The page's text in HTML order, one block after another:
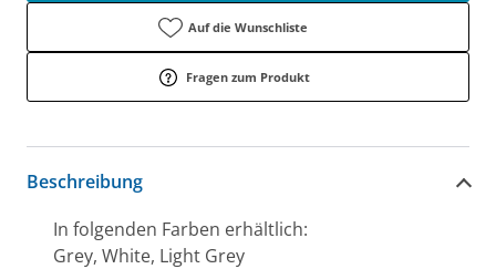
Auf die Wunschliste
Fragen zum Produkt
Beschreibung
In folgenden Farben erhältlich:
Grey, White, Light Grey